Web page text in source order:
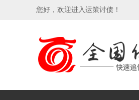
您好，欢迎进入运策讨债！